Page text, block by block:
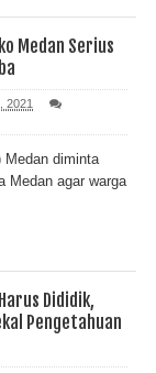
Medan Serius
2021
Medan diminta
Medan agar warga
Dididik,
Pengetahuan